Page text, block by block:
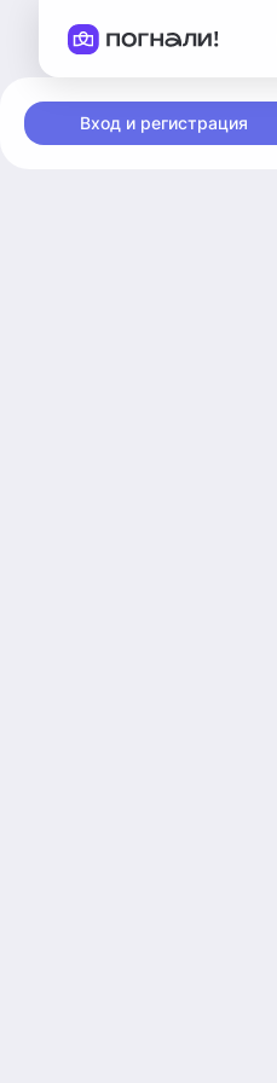
Вход и регистрация